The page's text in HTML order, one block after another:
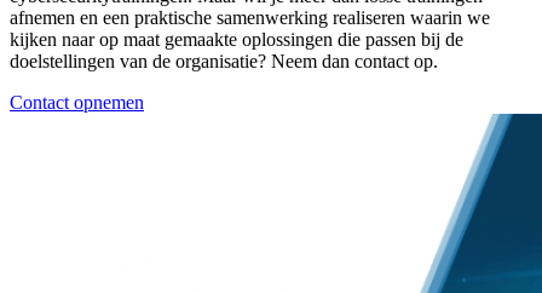
afnemen en een praktische samenwerking realiseren waarin we
kijken naar op maat gemaakte oplossingen die passen bij de
doelstellingen van de organisatie? Neem dan contact op.
Contact opnemen